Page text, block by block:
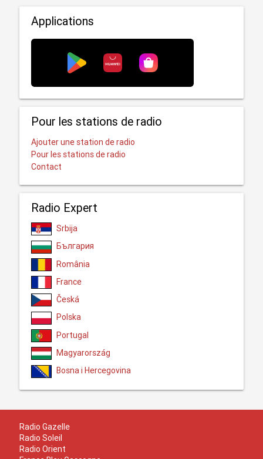
Applications
Pour les stations de radio
Ajouter une station de radio
Pour les stations de radio
Contact
Radio Expert
Srbija
България
România
France
Česká
Polska
Portugal
Magyarország
Bosna i Hercegovina
Radio Gazelle
Radio Soleil
Radio Orient